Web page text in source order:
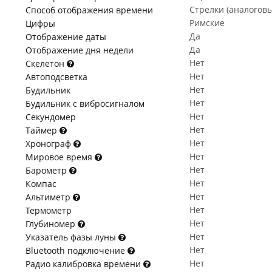
Способ отображения времени
Стрелки
Цифры
Римские
Отображение даты
Да
Отображение дня недели
Да
Скелетон
Нет
Автоподсветка
Нет
Будильник
Нет
Будильник с вибросигналом
Нет
Секундомер
Нет
Таймер
Нет
Хронограф
Нет
Мировое время
Нет
Барометр
Нет
Компас
Нет
Альтиметр
Нет
Термометр
Нет
Глубиномер
Нет
Указатель фазы луны
Нет
Bluetooth подключение
Нет
Радио калибровка времени
Нет